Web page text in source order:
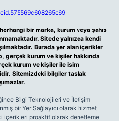
bir marka, kurum veya şahıs
Sitede yalnızca kendi
Burada yer alan içerikler
gerçek kurum ve kişiler hakkında
kurum ve kişiler ile isim
Sitemizdeki bilgiler taslak
Bilgi Teknolojileri ve İletişim
bir Yer Sağlayıcı olarak hizmet
içerikleri proaktif olarak denetleme